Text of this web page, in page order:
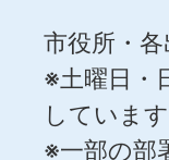
市役所・
※土曜日・
しています
※一部の部